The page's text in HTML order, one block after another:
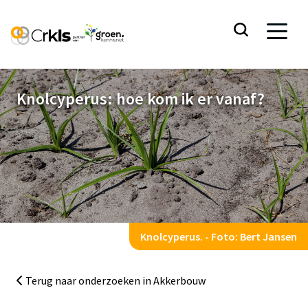
Knolcyperus: hoe kom ik er vanaf?
Volledig onderzoeksrapport
Knolcyperus: hoe kom ik er vanaf?
Knolcyperus. - Foto: Bert Jansen
Terug naar onderzoeken in Akkerbouw